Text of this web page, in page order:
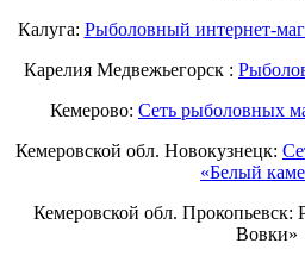
Калуга: Рыболовный интернет-
Карелия Медвежьегорск :
Кемерово: Сеть рыболовных
Кемеровской обл. Новокузнецк:
«Белый
Кемеровской обл.
Вовки»